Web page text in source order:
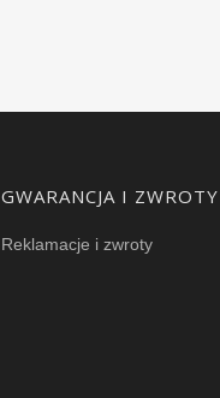
GWARANCJA I ZWROTY
Reklamacje i zwroty